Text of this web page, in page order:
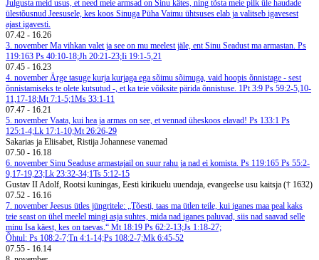
Julgusta meid usus, et need meie armsad on Sinu kätes, ning tõsta meie pilk üle haudade
ülestõusnud Jeesusele, kes koos Sinuga Püha Vaimu ühtsuses elab ja valitseb igavesest
ajast igavesti.
07.42 - 16.26
3. november Ma vihkan valet ja see on mu meelest jäle, ent Sinu Seadust ma armastan. Ps
119:163 Ps 40:10-18;Jh 20:21-23;Ii 19:1-5,21
07.45 - 16.23
4. november Ärge tasuge kurja kurjaga ega sõimu sõimuga, vaid hoopis õnnistage - sest
õnnistamiseks te olete kutsutud -, et ka teie võiksite pärida õnnistuse. 1Pt 3:9 Ps 59:2-5,10-
11,17-18;Mt 7:1-5;1Ms 33:1-11
07.47 - 16.21
5. november Vaata, kui hea ja armas on see, et vennad üheskoos elavad! Ps 133:1 Ps
125:1-4;Lk 17:1-10;Mt 26:26-29
Sakarias ja Eliisabet, Ristija Johannese vanemad
07.50 - 16.18
6. november Sinu Seaduse armastajail on suur rahu ja nad ei komista. Ps 119:165 Ps 55:2-
9,17-19,23;Lk 23:32-34;1Ts 5:12-15
Gustav II Adolf, Rootsi kuningas, Eesti kirikuelu uuendaja, evangeelse usu kaitsja († 1632)
07.52 - 16.16
7. november Jeesus ütles jüngritele: „Tõesti, taas ma ütlen teile, kui iganes maa peal kaks
teie seast on ühel meelel mingi asja suhtes, mida nad iganes paluvad, siis nad saavad selle
minu Isa käest, kes on taevas.“ Mt 18:19 Ps 62:2-13;Js 1:18-27;
Õhtul: Ps 108:2-7;Tn 4:1-14;Ps 108:2-7;Mk 6:45-52
07.55 - 16.14